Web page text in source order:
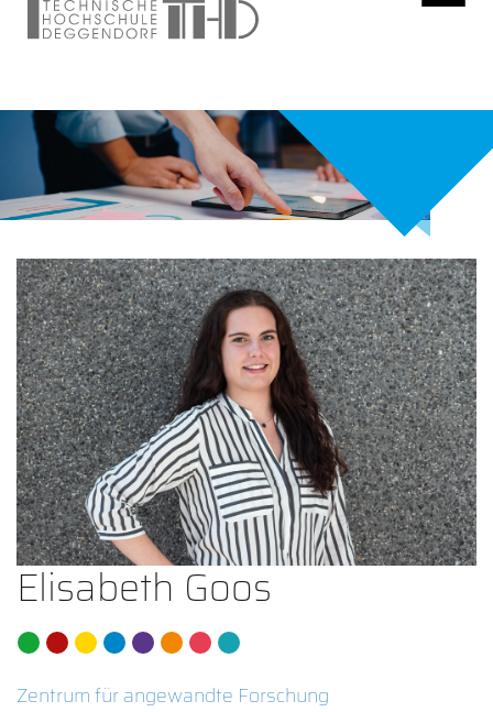
Elisabeth Goos
Zentrum für angewandte Forschung